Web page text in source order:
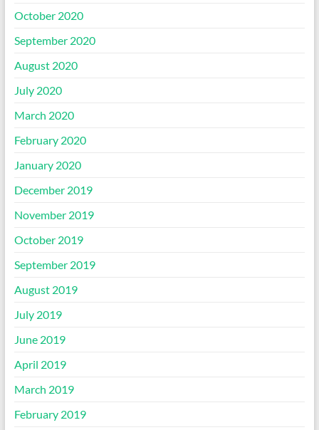
October 2020
September 2020
August 2020
July 2020
March 2020
February 2020
January 2020
December 2019
November 2019
October 2019
September 2019
August 2019
July 2019
June 2019
April 2019
March 2019
February 2019